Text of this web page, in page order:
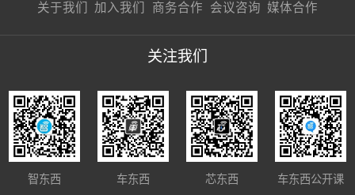
关于我们 加入我们
接扔简历
商务合作
接开聊
会议咨询 媒体合作
接开聊
关注我们
智东西 车东西 芯东西 车东西公开课